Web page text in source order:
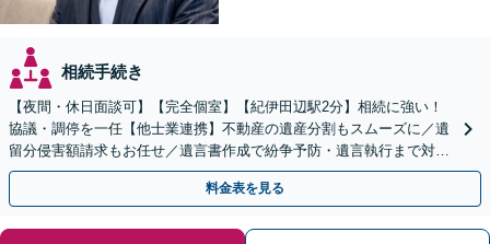
相続手続き
【夜間・休日面談可】【完全個室】【紀伊田辺駅2分】相続に強い！
協議・調停を一任【他士業連携】不動産の遺産分割もスムーズに／遺
留分侵害額請求もお任せ／遺言書作成で紛争予防・遺言執行まで対応
／精神面のサポートも心がけ、依頼者さまの利益獲得へ尽力
料金表を見る